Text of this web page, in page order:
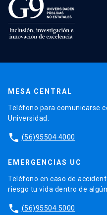
MESA CENTRAL
Teléfono para comunicarse
Universidad.
phone (56)95504 4000
EMERGENCIAS UC
Teléfono en caso de
riesgo tu vida dentro de
phone (56)95504 5000